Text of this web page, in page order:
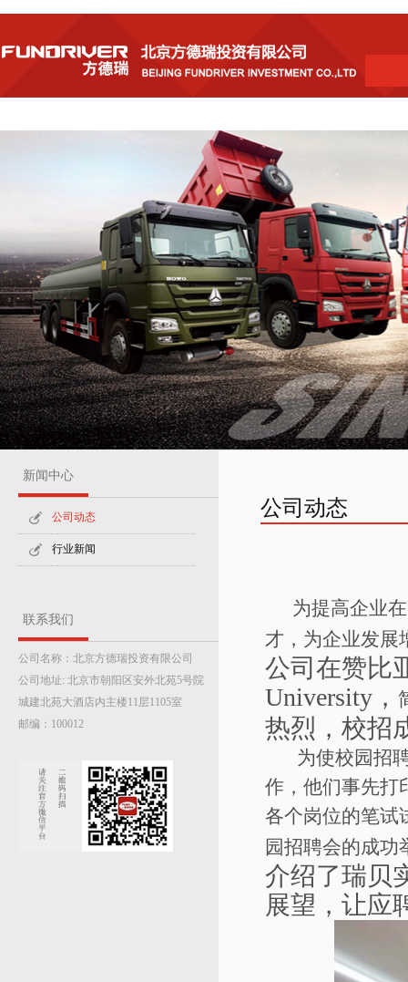
新闻中心
公司动态
行业新闻
联系我们
公司名称：北京方德瑞投资有限公司
公司地址: 北京市朝阳区安外北苑5号院
城建北苑大酒店内主楼11层1105室
邮编：100012
公司动态
为提高企业
才，为企业发展
公司在赞比
University，
热烈，校招
为使校园招聘
作，他们事先打
各个岗位的笔试
园招聘会的成功
介绍了瑞贝
展望，让应